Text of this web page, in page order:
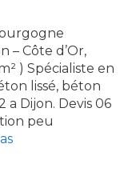
– Côte d’Or,
) Spécialiste en
lissé, béton
a Dijon. Devis 06
peu